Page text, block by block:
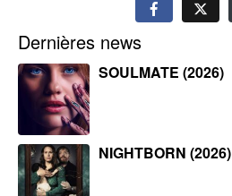
Dernières news
SOULMATE (2026)
NIGHTBORN (2026)